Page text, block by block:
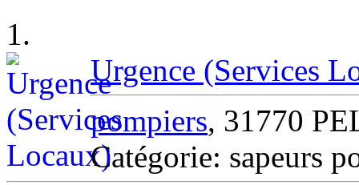
1.
Urgence (Services
pompiers, 31770
Catégorie: sapeurs